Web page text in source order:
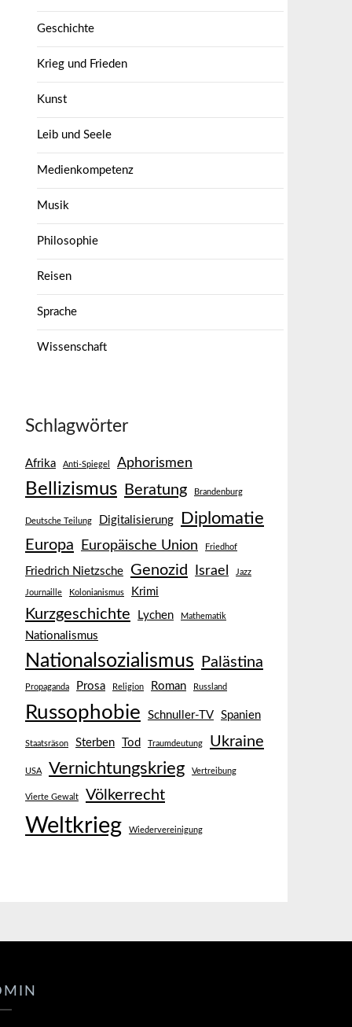
Geschichte
Krieg und Frieden
Kunst
Leib und Seele
Medienkompetenz
Musik
Philosophie
Reisen
Sprache
Wissenschaft
Schlagwörter
Afrika Anti-Spiegel Aphorismen
Bellizismus Beratung Brandenburg
Deutsche Teilung Digitalisierung Diplomatie
Europa Europäische Union Friedhof
Friedrich Nietzsche Genozid Israel Jazz
Journaille Kolonianismus Krimi
Kurzgeschichte Lychen Mathematik
Nationalismus
Nationalsozialismus Palästina
Propaganda Prosa Religion Roman Russland
Russophobie Schnuller-TV Spanien
Staatsräson Sterben Tod Traumdeutung Ukraine
USA Vernichtungskrieg Vertreibung
Vierte Gewalt Völkerrecht
Weltkrieg Wiedervereinigung